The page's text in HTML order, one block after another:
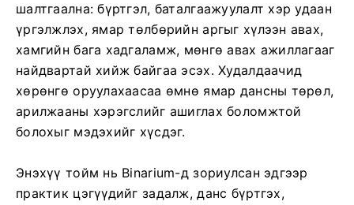
шалтгаална: бүртгэл, баталгаажуулалт хэр удаан
үргэлжлэх, ямар төлбөрийн аргыг хүлээн авах,
хамгийн бага хадгаламж, мөнгө авах ажиллагааг
найдвартай хийж байгаа эсэх. Худалдаачид
хөрөнгө оруулахаасаа өмнө ямар дансны төрөл,
арилжааны хэрэгслийг ашиглах боломжтой
болохыг мэдэхийг хүсдэг.
Энэхүү тойм нь Binarium-д зориулсан эдгээр
практик цэгүүдийг задалж, данс бүртгэх,